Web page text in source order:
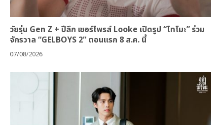
วัยรุ่น Gen Z + ปีลึก เซอร์ไพรส์ Looke เปิดรูป “โทโมะ” ร่วม
จักรวาล “GELBOYS 2” ตอนแรก 8 ส.ค. นี้
07/08/2026